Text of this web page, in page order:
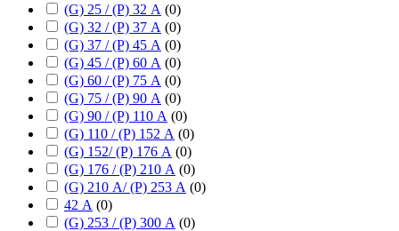
(G) 25 / (P) 32 А (0)
(G) 32 / (P) 37 А (0)
(G) 37 / (P) 45 А (0)
(G) 45 / (P) 60 А (0)
(G) 60 / (P) 75 А (0)
(G) 75 / (P) 90 А (0)
(G) 90 / (P) 110 А (0)
(G) 110 / (P) 152 А (0)
(G) 152/ (P) 176 А (0)
(G) 176 / (P) 210 А (0)
(G) 210 А/ (P) 253 А (0)
42 А (0)
(G) 253 / (P) 300 А (0)